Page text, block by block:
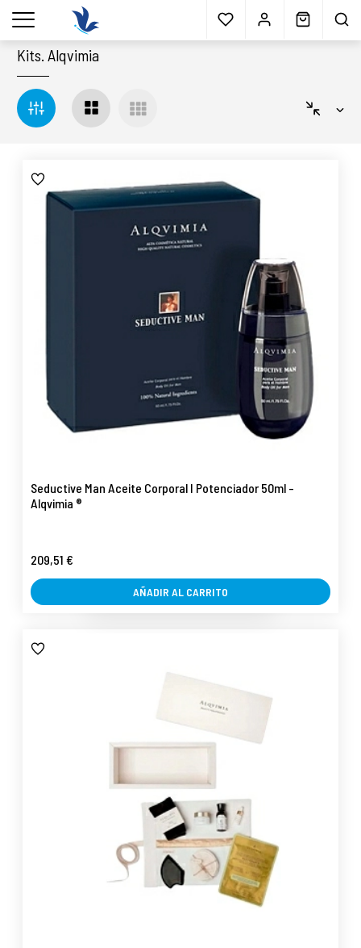
Envío gratisa partir 40€* Muestras gratis Blog
menu
Kits. Alqvimia
Seductive Man Aceite Corporal I Potenciador 50ml -
Alqvimia ®
209,51 €
AÑADIR AL CARRITO